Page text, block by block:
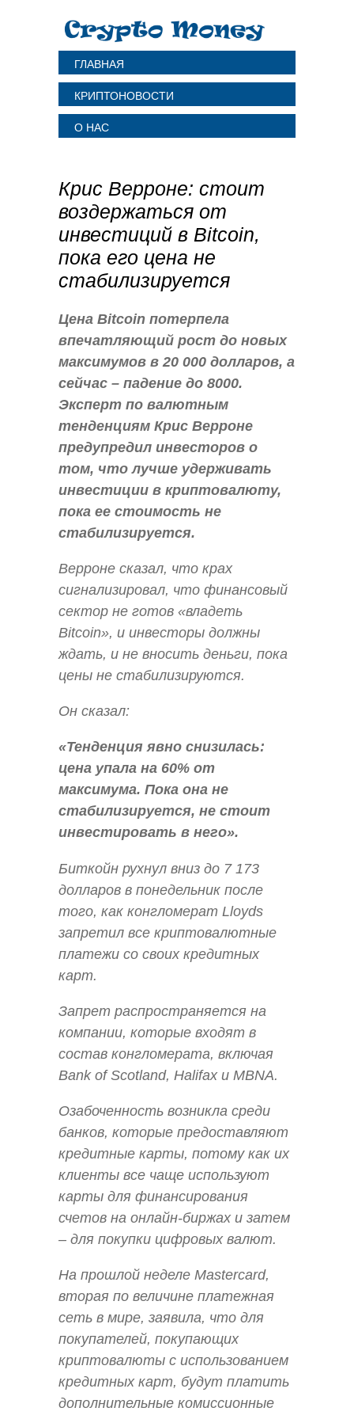
ГЛАВНАЯ
КРИПТОНОВОСТИ
О НАС
Крис Верроне: стоит
воздержаться от
инвестиций в Bitcoin,
пока его цена не
стабилизируется
Цена Bitcoin потерпела
впечатляющий рост до новых
максимумов в 20 000 долларов, а
сейчас – падение до 8000.
Эксперт по валютным
тенденциям Крис Верроне
предупредил инвесторов о
том, что лучше удерживать
инвестиции в криптовалюту,
пока ее стоимость не
стабилизируется.
Верроне сказал, что крах
сигнализировал, что финансовый
сектор не готов «владеть
Bitcoin», и инвесторы должны
ждать, и не вносить деньги, пока
цены не стабилизируются.
Он сказал:
«Тенденция явно снизилась:
цена упала на 60% от
максимума. Пока она не
стабилизируется, не стоит
инвестировать в него».
Биткойн рухнул вниз до 7 173
долларов в понедельник после
того, как конгломерат Lloyds
запретил все криптовалютные
платежи со своих кредитных
карт.
Запрет распространяется на
компании, которые входят в
состав конгломерата, включая
Bank of Scotland, Halifax и MBNA.
Озабоченность возникла среди
банков, которые предоставляют
кредитные карты, потому как их
клиенты все чаще используют
карты для финансирования
счетов на онлайн-биржах и затем
– для покупки цифровых валют.
На прошлой неделе Mastercard,
вторая по величине платежная
сеть в мире, заявила, что для
покупателей, покупающих
криптовалюты с использованием
кредитных карт, будут платить
дополнительные комиссионные